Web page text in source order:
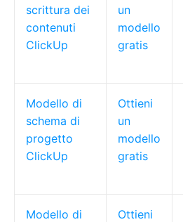
scrittura dei
contenuti
ClickUp
un
modello
gratis
Modello di
schema di
progetto
ClickUp
Ottieni
un
modello
gratis
Modello di
Ottieni